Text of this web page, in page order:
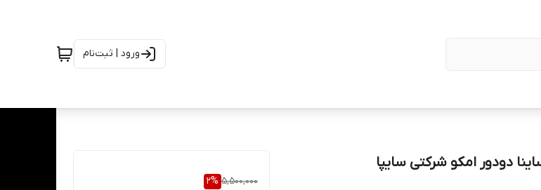
ورود | ثبت‌نام
دودور امکو شرکتی سایپا
5,500,000
2%